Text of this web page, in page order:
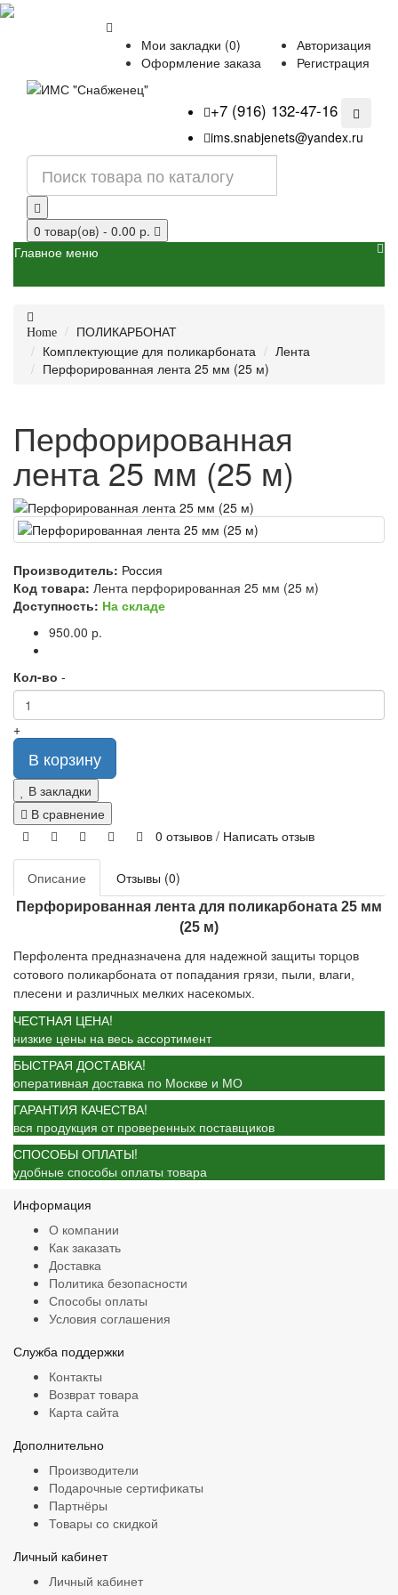
Авторизация
Регистрация
Мои закладки (0)
Оформление заказа
+7 (916) 132-47-16
ims.snabjenets@yandex.ru
0 товар(ов) - 0.00 р.
Главное меню
Home
ПОЛИКАРБОНАТ
Комплектующие для поликарбоната
Лента
Перфорированная лента 25 мм (25 м)
Перфорированная
лента 25 мм (25 м)
Производитель: Россия
Код товара: Лента перфорированная 25 мм (25 м)
Доступность: На складе
950.00 р.
Кол-во -
+
В корзину
В закладки
В сравнение
0 отзывов / Написать отзыв
Описание Отзывы (0)
Перфорированная лента для поликарбоната 25 мм
(25 м)
Перфолента предназначена для надежной защиты торцов
сотового поликарбоната от попадания грязи, пыли, влаги,
плесени и различных мелких насекомых.
ЧЕСТНАЯ ЦЕНА!
низкие цены на весь ассортимент
БЫСТРАЯ ДОСТАВКА!
оперативная доставка по Москве и МО
ГАРАНТИЯ КАЧЕСТВА!
вся продукция от проверенных поставщиков
СПОСОБЫ ОПЛАТЫ!
удобные способы оплаты товара
Информация
О компании
Как заказать
Доставка
Политика безопасности
Способы оплаты
Условия соглашения
Служба поддержки
Контакты
Возврат товара
Карта сайта
Дополнительно
Производители
Подарочные сертификаты
Партнёры
Товары со скидкой
Личный кабинет
Личный кабинет